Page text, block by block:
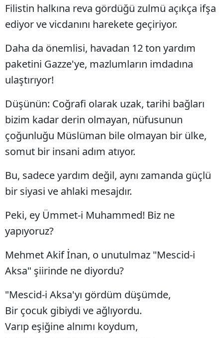
Filistin halkına reva gördüğü zulmü açıkça ifşa
ediyor ve vicdanını harekete geçiriyor.
Daha da önemlisi, havadan 12 ton yardım
paketini Gazze'ye, mazlumların imdadına
ulaştırıyor!
Düşünün: Coğrafi olarak uzak, tarihi bağları
bizim kadar derin olmayan, nüfusunun
çoğunluğu Müslüman bile olmayan bir ülke,
somut bir insani adım atıyor.
Bu, sadece yardım değil, aynı zamanda güçlü
bir siyasi ve ahlaki mesajdır.
Peki, ey Ümmet-i Muhammed! Biz ne
yapıyoruz?
Mehmet Akif İnan, o unutulmaz "Mescid-i
Aksa" şiirinde ne diyordu?
"Mescid-i Aksa'yı gördüm düşümde,
Bir çocuk gibiydi ve ağlıyordu.
Varıp eşiğine alnımı koydum,